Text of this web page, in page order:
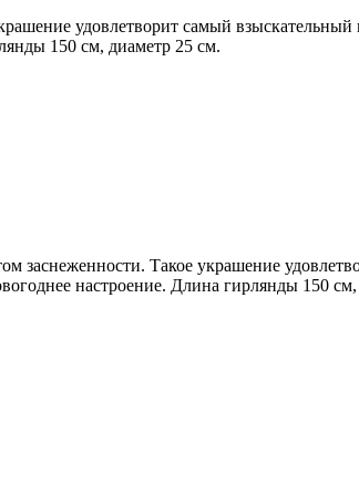
удовлетворит самый
150 см, диаметр 25 см.
заснеженности. Такое украшение
настроение. Длина гирлянды 150